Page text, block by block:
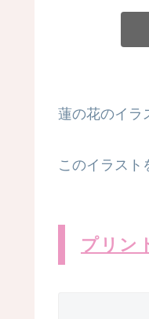
蓮の花のイラ
このイラスト
プリン